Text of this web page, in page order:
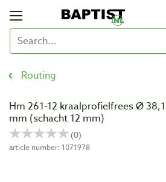
Routing
Hm 261-12 kraalprofielfrees Ø
mm (schacht 12 mm)
article number: 1071978